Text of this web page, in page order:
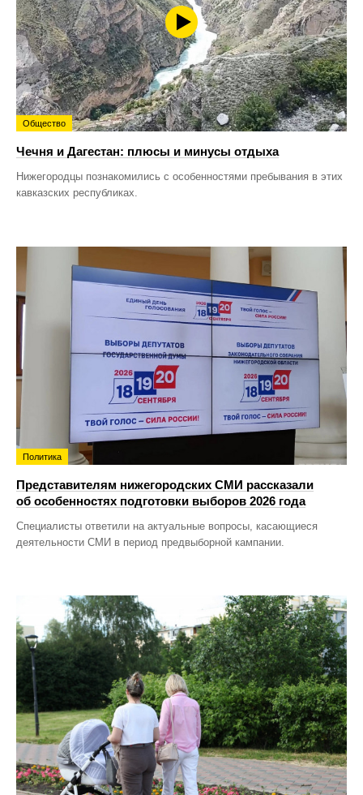
Общество
Чечня и Дагестан: плюсы и минусы отдыха
Нижегородцы познакомились с особенностями пребывания в этих
кавказских республиках.
Политика
Представителям нижегородских СМИ рассказали
об особенностях подготовки выборов 2026 года
Специалисты ответили на актуальные вопросы, касающиеся
деятельности СМИ в период предвыборной кампании.